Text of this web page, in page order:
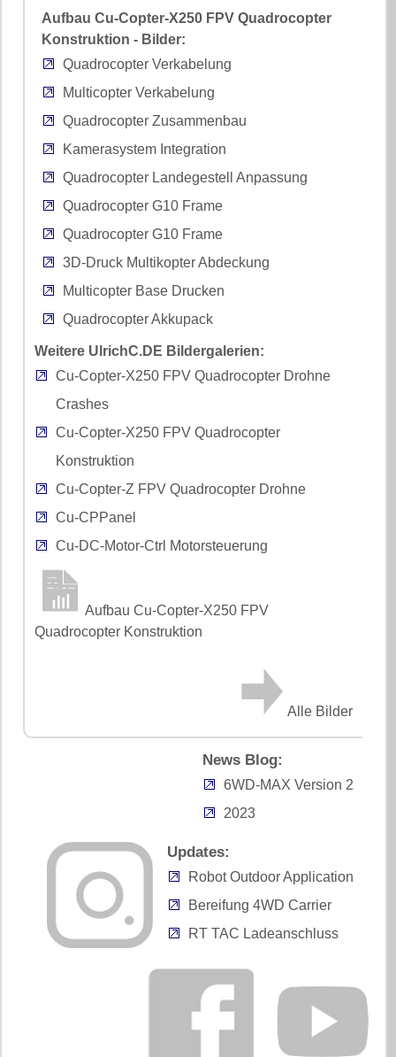
Aufbau Cu-Copter-X250 FPV Quadrocopter
Konstruktion - Bilder:
Quadrocopter Verkabelung
Multicopter Verkabelung
Quadrocopter Zusammenbau
Kamerasystem Integration
Quadrocopter Landegestell Anpassung
Quadrocopter G10 Frame
Quadrocopter G10 Frame
3D-Druck Multikopter Abdeckung
Multicopter Base Drucken
Quadrocopter Akkupack
Weitere UlrichC.DE Bildergalerien:
Cu-Copter-X250 FPV Quadrocopter Drohne
Crashes
Cu-Copter-X250 FPV Quadrocopter
Konstruktion
Cu-Copter-Z FPV Quadrocopter Drohne
Cu-CPPanel
Cu-DC-Motor-Ctrl Motorsteuerung
Aufbau Cu-Copter-X250 FPV
Quadrocopter Konstruktion
Alle Bilder
News Blog:
6WD-MAX Version 2
2023
Updates:
Robot Outdoor Application
Bereifung 4WD Carrier
RT TAC Ladeanschluss